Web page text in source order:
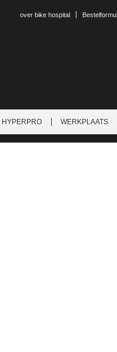
over bike hospital
HYPERPRO WERKPLAATS